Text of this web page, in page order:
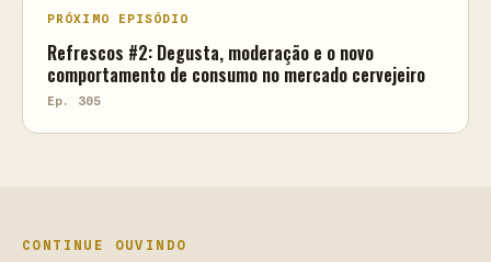
PRÓXIMO EPISÓDIO
Refrescos #2: Degusta, moderação e o novo
comportamento de consumo no mercado cervejeiro
Ep. 305
CONTINUE OUVINDO